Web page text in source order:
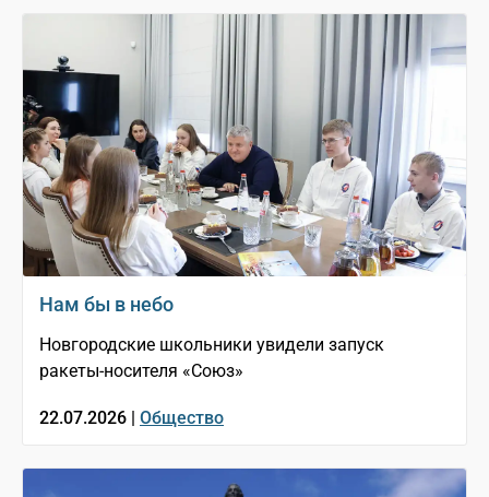
Нам бы в небо
Новгородские школьники увидели запуск
ракеты-носителя «Союз»
22.07.2026 | Общество